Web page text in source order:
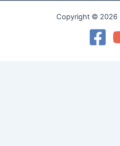
Copyright © 2026